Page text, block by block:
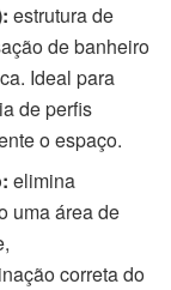
estrutura de
de banheiro
Ideal para
de perfis
o espaço.
elimina
uma área de
correta do